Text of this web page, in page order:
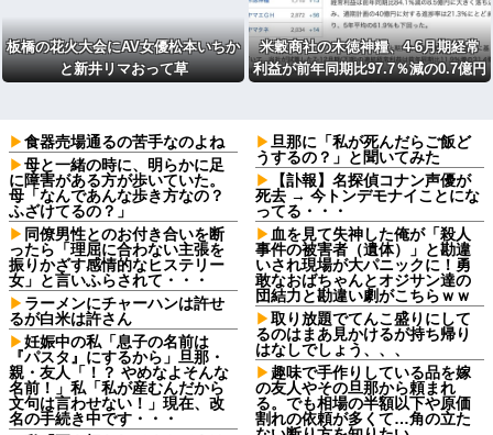
板橋の花火大会にAV女優松本いちか
と新井リマおって草
米穀商社の木徳神糧、4-6月期経常
利益が前年同期比97.7％減の0.7億円
食器売場通るの苦手なのよね
母と一緒の時に、明らかに足
に障害がある方が歩いていた。
母「なんであんな歩き方なの？
ふざけてるの？」
同僚男性とのお付き合いを断
ったら「理屈に合わない主張を
振りかざす感情的なヒステリー
女」と言いふらされて・・・
ラーメンにチャーハンは許せ
るが白米は許さん
妊娠中の私「息子の名前は
『パスタ』にするから」旦那・
親・友人「！？ やめなよそんな
名前！」私「私が産むんだから
文句は言わせない！」現在、改
名の手続き中です・・・
旦那に「私が死んだらご飯ど
うするの？」と聞いてみた
【訃報】名探偵コナン声優が
死去 → 今トンデモナイことにな
ってる・・・
血を見て失神した俺が「殺人
事件の被害者（遺体）」と勘違
いされ現場が大パニックに！勇
敢なおばちゃんとオジサン達の
団結力と勘違い劇がこちらｗｗ
取り放題でてんこ盛りにして
るのはまあ見かけるが持ち帰り
はなしでしょう、、、
趣味で手作りしている品を嫁
の友人やその旦那から頼まれ
る。でも相場の半額以下や原価
割れの依頼が多くて…角の立た